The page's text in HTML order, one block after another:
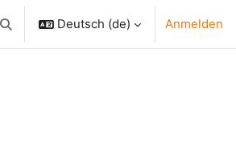
Sucheingabe umschalten
Deutsch ‎(de)‎ Anmelden